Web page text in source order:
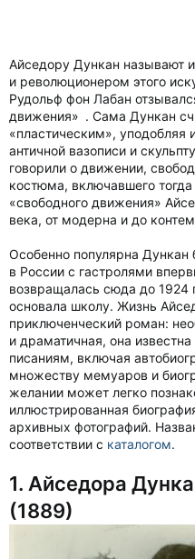
Айседору Дункан называют
и революционером этого
Рудольф фон Лабан
движения» . Сама Дункан
«пластическим»,
античной вазописи и
говорили о движении,
костюма, включавшего
«свободного движения»
века, от модерна и до
Особенно популярна
в России с гастролями
возвращалась сюда до
основала школу. Жизнь
приключенческий роман:
и драматичная, она
писаниям, включая
множеству мемуаров и
желании может легко
иллюстрированная
архивных фотографий.
соответствии с каталогом.
1. Айседора
(1889)